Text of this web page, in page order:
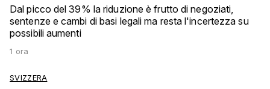
Dal picco del 39% la riduzione è frutto di negoziati,
sentenze e cambi di basi legali ma resta l'incertezza su
possibili aumenti
1 ora
SVIZZERA